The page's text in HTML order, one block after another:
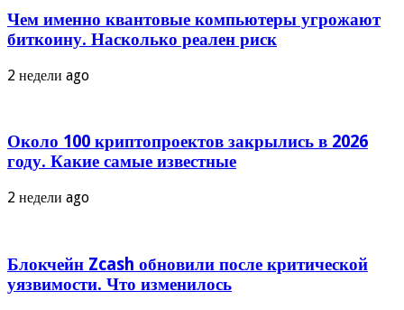
Чем именно квантовые компьютеры угрожают
биткоину. Насколько реален риск
2 недели ago
Около 100 криптопроектов закрылись в 2026
году. Какие самые известные
2 недели ago
Блокчейн Zcash обновили после критической
уязвимости. Что изменилось